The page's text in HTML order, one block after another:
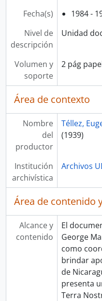
Fecha(s)
1984 -
Nivel de
descripción
Unidad
Volumen y
soporte
2 pág
Área de contexto
Nombre
del
productor
Téllez,
(1939)
Institución
archivística
Archivos
Área de contenido
Alcance y
contenido
El
George
como
brindar
de
presenta
Terra